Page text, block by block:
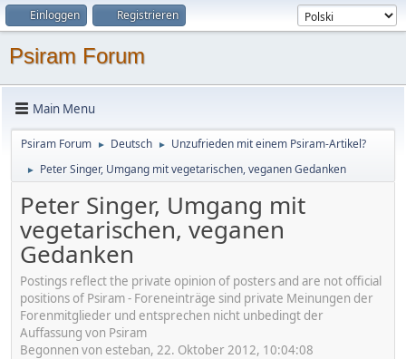
Einloggen Registrieren
Psiram Forum
Main Menu
Psiram Forum ► Deutsch ► Unzufrieden mit einem Psiram-Artikel?
► Peter Singer, Umgang mit vegetarischen, veganen Gedanken
Peter Singer, Umgang mit
vegetarischen, veganen
Gedanken
Postings reflect the private opinion of posters and are not official
positions of Psiram - Foreneinträge sind private Meinungen der
Forenmitglieder und entsprechen nicht unbedingt der
Auffassung von Psiram
Begonnen von esteban, 22. Oktober 2012, 10:04:08